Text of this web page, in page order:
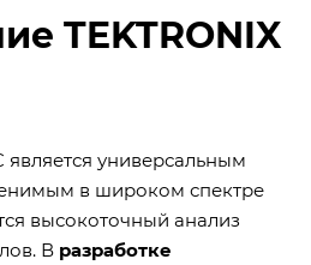
TEKTRONIX
является универсальным
в широком спектре
высокоточный анализ
В разработке